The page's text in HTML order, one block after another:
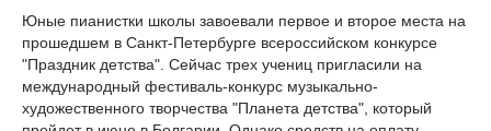
Юные пианистки школы завоевали первое и второе места на
прошедшем в Санкт-Петербурге всероссийском конкурсе
"Праздник детства". Сейчас трех учениц пригласили на
международный фестиваль-конкурс музыкально-
художественного творчества "Планета детства", который